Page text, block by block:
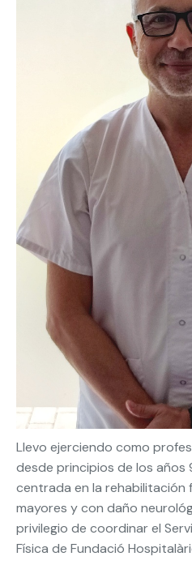
Llevo ejerciendo como
desde principios de los
centrada en la rehabilitación
mayores y con daño
privilegio de coordinar el
Física de Fundació